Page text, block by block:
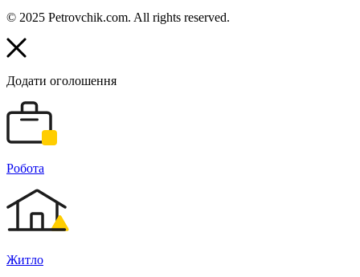
© 2025 Petrovchik.com. All rights reserved.
Додати оголошення
Робота
Житло